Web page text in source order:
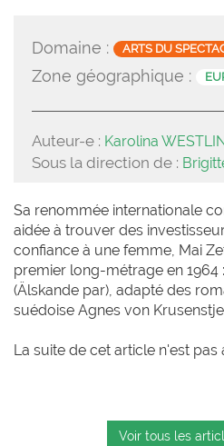
Domaine : ARTS DU
Zone géographique :
Auteur-e : Karolina
Sous la direction de :
Sa renommée internationale
aidée à trouver des
confiance à une femme, Mai
premier long-métrage en 1964
(Älskande par), adapté des
suédoise Agnes von
La suite de cet article n'est
Voir tous les